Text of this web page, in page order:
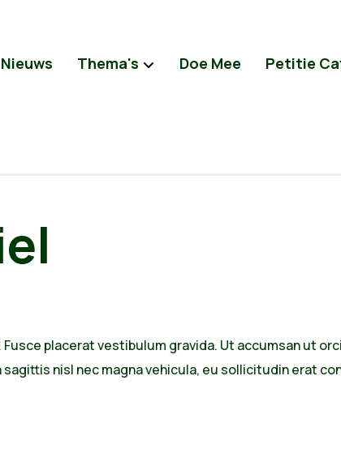
Nieuws Thema's Doe Mee Petitie
placerat vestibulum gravida. Ut accumsan ut
nisl nec magna vehicula, eu sollicitudin erat